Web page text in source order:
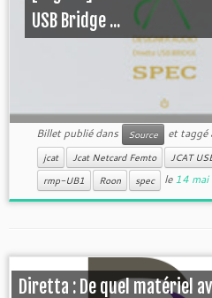
USB Bridge ...
Billet publié dans Source et taggé
jcat
Jcat Netcard Femto JCAT
rmp-UB1
Roon spec le14
Diretta : De quel matériel